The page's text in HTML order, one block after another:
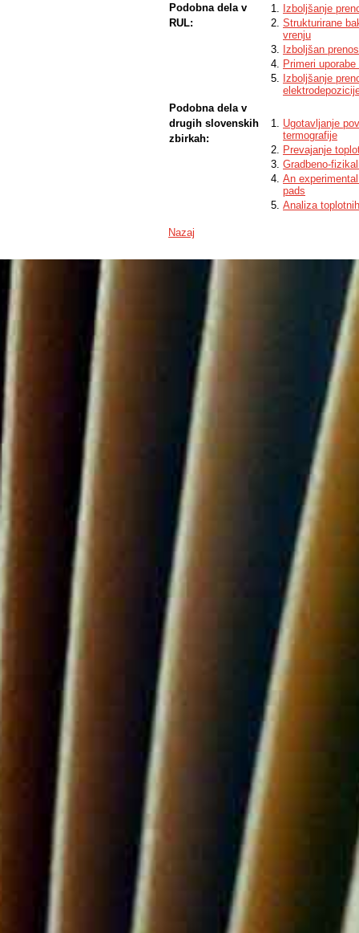
Podobna dela v
RUL:
Izboljšanje
Strukturirane
vrenju
Izboljšan
Primeri
Izboljšanje
Podobna dela v
drugih slovenskih
zbirkah:
Ugotavljanje
termografije
Prevajanje
Gradbeno-
An
pads
Analiza
Nazaj